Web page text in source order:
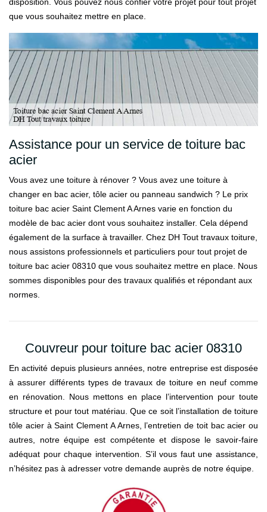
que vous souhaitez mettre en place.
Assistance pour un service de toiture bac
acier
Vous avez une toiture à rénover ? Vous avez une toiture à
changer en bac acier, tôle acier ou panneau sandwich ? Le prix
toiture bac acier Saint Clement A Arnes varie en fonction du
modèle de bac acier dont vous souhaitez installer. Cela dépend
également de la surface à travailler. Chez DH Tout travaux toiture,
nous assistons professionnels et particuliers pour tout projet de
toiture bac acier 08310 que vous souhaitez mettre en place. Nous
sommes disponibles pour des travaux qualifiés et répondant aux
normes.
Couvreur pour toiture bac acier 08310
En activité depuis plusieurs années, notre entreprise est disposée
à assurer différents types de travaux de toiture en neuf comme
en rénovation. Nous mettons en place l’intervention pour toute
structure et pour tout matériau. Que ce soit l’installation de toiture
tôle acier à Saint Clement A Arnes, l’entretien de toit bac acier ou
autres, notre équipe est compétente et dispose le savoir-faire
adéquat pour chaque intervention. S’il vous faut une assistance,
n’hésitez pas à adresser votre demande auprès de notre équipe.